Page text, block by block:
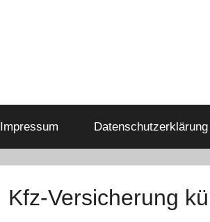
Impressum Datenschutzerklärung
Kfz-Versicherung